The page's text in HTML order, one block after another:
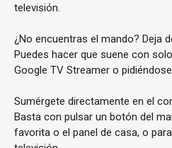
televisión.
¿No encuentras el mando? Deja
Puedes hacer que suene con
Google TV Streamer o
Sumérgete directamente en el
Basta con pulsar un botón del
favorita o el panel de casa, o